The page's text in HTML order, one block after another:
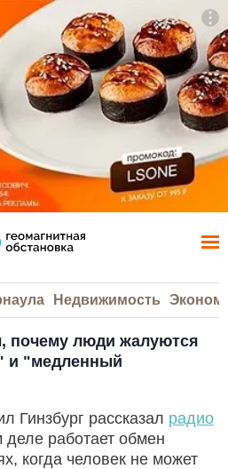
Недвижимость
почему люди жалуются
и "медленный
Гинзбург рассказал радио
деле работает обмен
когда человек не может